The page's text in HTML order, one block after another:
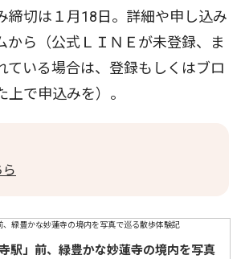
締切は１月18日。詳細や申し込み
から（公式ＬＩＮＥが未登録、ま
ている場合は、登録もしくはブロ
上で申込みを）。
駅」前、緑豊かな妙蓮寺の境内を写真